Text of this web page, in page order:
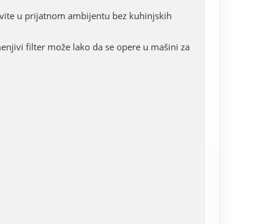
u prijatnom ambijentu bez kuhinjskih
filter može lako da se opere u mašini za